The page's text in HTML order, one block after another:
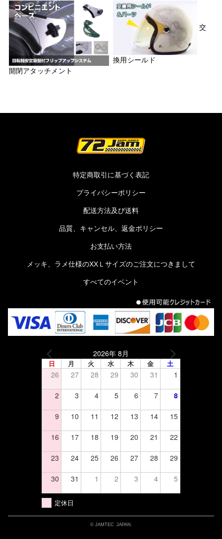
開閉アタッチメント
交
換用シールド
特定商取引に基づく表記
プライバシーポリシー
配送方法及び送料
品質、キャンセル、返金ポリシー
お支払い方法
メッキ、ラメ仕様のXXＬサイズのご注文につきまして
すべてのイベント
2026年 8月
日 月 火 水 木 金 土
26 27 28 29 30 31 1
2 3 4 5 6 7 8
9 10 11 12 13 14 15
16 17 18 19 20 21 22
23 24 25 26 27 28 29
30 31 1 2 3 4 5
定休日
© JAMTEC JAPAN.